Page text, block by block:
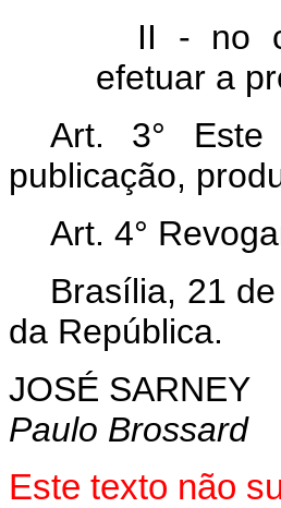
II - no
efetuar a
Art. 3°
publicação,
Art. 4°
Brasília, 21
da República.
JOSÉ SARNEY
Paulo Brossard
Este texto não